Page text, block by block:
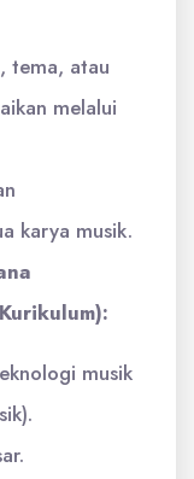
tema, atau
melalui
karya musik.
musik